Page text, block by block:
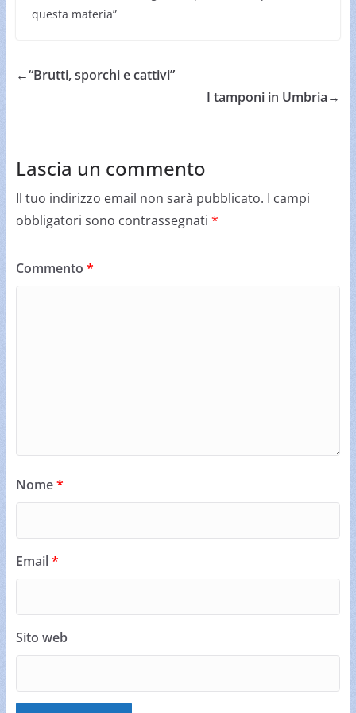
questa materia”
←“Brutti, sporchi e cattivi”
I tamponi in Umbria→
Lascia un commento
Il tuo indirizzo email non sarà pubblicato. I campi
obbligatori sono contrassegnati *
Commento *
Nome*
Email*
Sito web